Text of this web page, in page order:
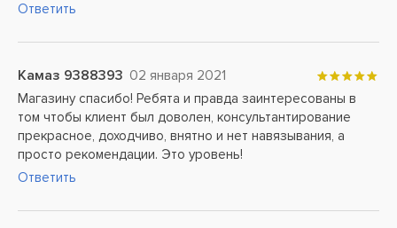
Ответить
Камаз 9388393 02 января 2021
Магазину спасибо! Ребята и правда заинтересованы в
том чтобы клиент был доволен, консультантирование
прекрасное, доходчиво, внятно и нет навязывания, а
просто рекомендации. Это уровень!
Ответить